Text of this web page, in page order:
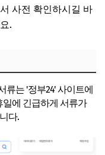
사전 확인하시길 바
.
류는 '정부24' 사이트에
일에 긴급하게 서류가
다.